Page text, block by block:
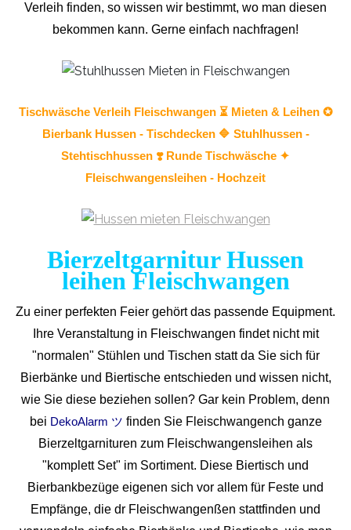
Verleih finden, so wissen wir bestimmt, wo man diesen
bekommen kann. Gerne einfach nachfragen!
Tischwäsche Verleih Fleischwangen ⏳ Mieten & Leihen ✪
Bierbank Hussen - Tischdecken 🔷 Stuhlhussen -
Stehtischhussen ❣️ Runde Tischwäsche ✦
Fleischwangensleihen - Hochzeit
Bierzeltgarnitur Hussen
leihen Fleischwangen
Zu einer perfekten Feier gehört das passende Equipment.
Ihre Veranstaltung in Fleischwangen findet nicht mit
"normalen" Stühlen und Tischen statt da Sie sich für
Bierbänke und Biertische entschieden und wissen nicht,
wie Sie diese beziehen sollen? Gar kein Problem, denn
bei DekoAlarm ツ finden Sie Fleischwangench ganze
Bierzeltgarnituren zum Fleischwangensleihen als
"komplett Set" im Sortiment. Diese Biertisch und
Bierbankbezüge eigenen sich vor allem für Feste und
Empfänge, die dr Fleischwangenßen stattfinden und